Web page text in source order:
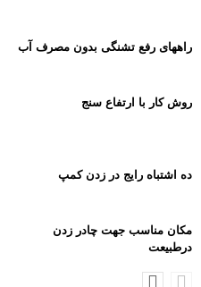
راههای رفع تشنگی بدون مصرف آب
روش کار با ارتفاع سنج
ده اشتباه رایج در زدن کمپ
مکان مناسب جهت چادر زدن
درطبیعت